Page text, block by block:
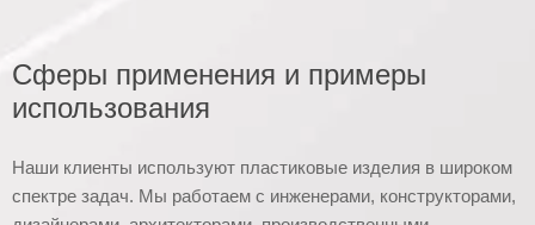
Сферы применения и примеры
использования
Наши клиенты используют пластиковые изделия в широком
спектре задач. Мы работаем с инженерами, конструкторами,